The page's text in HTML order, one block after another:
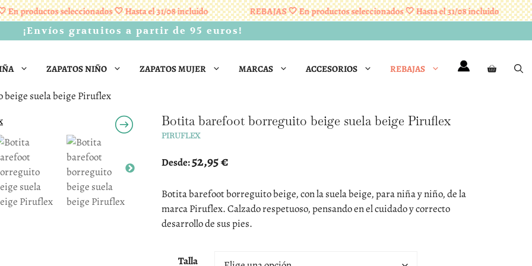
productos seleccionados 🤍 Hasta el 31/08 incluido REBAJAS 🤍 En productos seleccionados 🤍 Hasta el 31/08 incluido
¡Envíos gratuitos a partir de 95 euros!
ZAPATOS NIÑO ZAPATOS MUJER MARCAS ACCESORIOS REBAJAS
suela beige Piruflex
Botita barefoot borreguito beige suela beige Piruflex
PIRUFLEX
Desde:52,95€
Botita barefoot borreguito beige, con la suela beige, para niña y niño, de la
marca Piruflex. Calzado respetuoso, pensando en el cuidado y correcto
desarrollo de sus pies.
Talla